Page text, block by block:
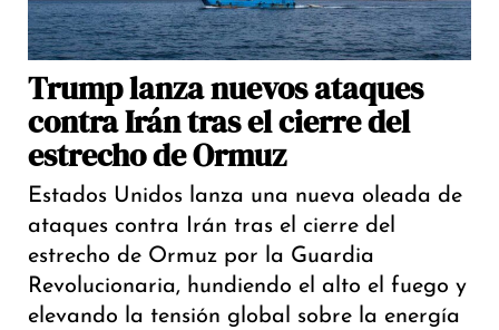
Trump lanza nuevos ataques
contra Irán tras el cierre del
estrecho de Ormuz
Estados Unidos lanza una nueva oleada de
ataques contra Irán tras el cierre del
estrecho de Ormuz por la Guardia
Revolucionaria, hundiendo el alto el fuego y
elevando la tensión global sobre la energía